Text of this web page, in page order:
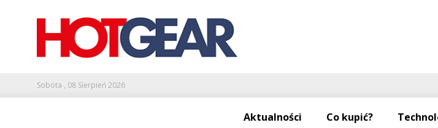
Sobota , 08 Sierpień 2026
Aktualności Co kupić?